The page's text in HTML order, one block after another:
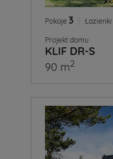
Pokoje 3 Łazienki
Projekt domu
KLIF DR-S
90 m2